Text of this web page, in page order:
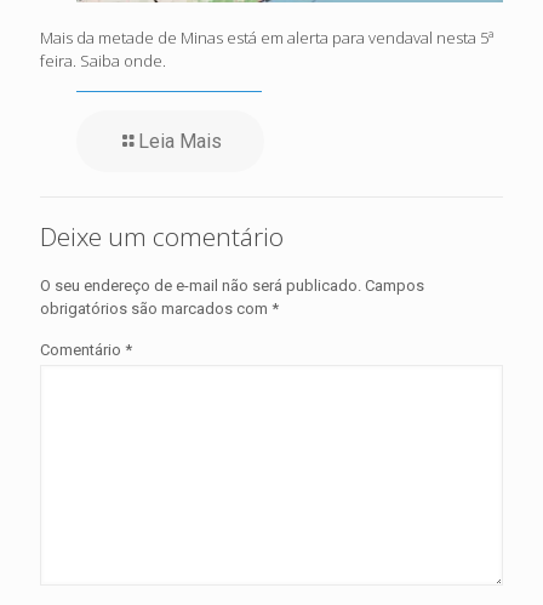
Mais da metade de Minas está em alerta para vendaval nesta 5ª
feira. Saiba onde.
Leia Mais
Deixe um comentário
O seu endereço de e-mail não será publicado. Campos
obrigatórios são marcados com *
Comentário *